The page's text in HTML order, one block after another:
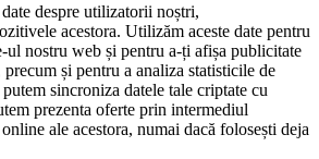
despre utilizatorii noștri,
acestora. Utilizăm aceste date pentru
ul nostru web și pentru a-ți afișa publicitate
și pentru a analiza statisticile de
sincroniza datele tale criptate cu
prezenta oferte prin intermediul
ale acestora, numai dacă folosești deja